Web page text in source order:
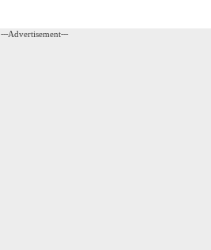
---Advertisement---